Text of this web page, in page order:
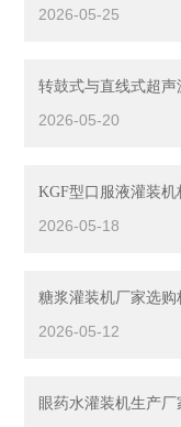
2026-05-25
转鼓式与直线式超
2026-05-20
KGF型口服液灌装
2026-05-18
糖浆灌装机厂家选购
2026-05-12
眼药水灌装机生产